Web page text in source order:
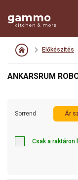
gammo
kitchen & more
Előkészítés
ANKARSRUM
Sorrend Ár
Csak a raktáron